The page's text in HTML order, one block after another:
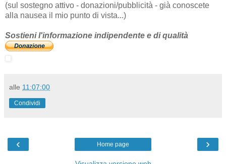
(sul sostegno attivo - donazioni/pubblicità - già conoscete
alla nausea il mio punto di vista...)
Sostieni l'informazione indipendente e di qualità
alle 11:07:00
Condividi
‹ ›
Home page